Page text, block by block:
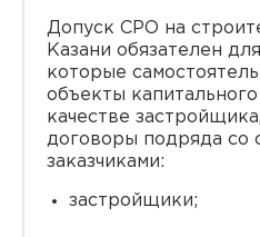
Допуск СРО на
Казани обязателен
которые
объекты
качестве
договоры подряда со
заказчиками:
застройщики;